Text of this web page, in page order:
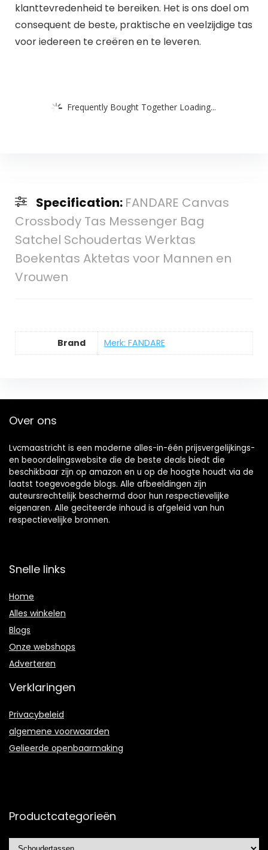
klanttevredenheid te bereiken. Het is ons doel om
consequent de beste, praktische en veelzijdige tas
voor iedereen te creëren en te leveren.
Frequently Bought Together Loading...
Specification: FANDARE Canvas
Crossbody Tas Messenger Bag
Satchel Schoudertas Werktas
Boekentas Aktetas voor Mannen en
Vrouwen
Brand Merk: FANDARE
Over ons
Lvcmaastricht is een moderne alles-in-één prijsvergelijkings-
en beoordelingswebsite die de beste deals biedt die
beschikbaar zijn op amazon en u op de hoogte houdt via de
laatst toegevoegde blogs. Alle afbeeldingen zijn
auteursrechtelijk beschermd door hun respectievelijke
eigenaren. Alle geciteerde inhoud is afgeleid van hun
respectievelijke bronnen.
Snelle links
Home
Alles winkelen
Blogs
Onze webshops
Adverteren
Verklaringen
Privacybeleid
algemene voorwaarden
Gelieerde openbaarmaking
Productcategorieën